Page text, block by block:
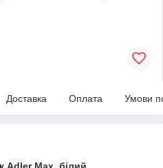
Доставка Оплата Умови
Adler Max, білий